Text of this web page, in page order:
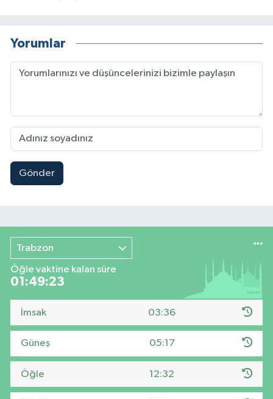
Yorumlar
Gönder
Trabzon
Öğle vaktine kalan süre
01:49:23
İmsak 03:36
Güneş 05:17
Öğle 12:32